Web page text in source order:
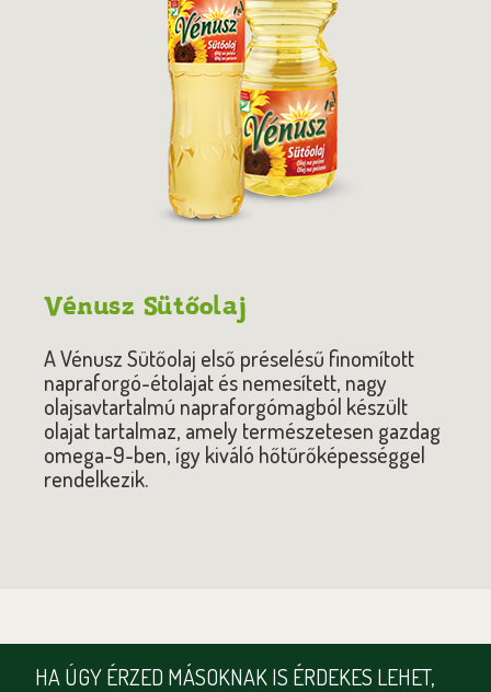
Vénusz Sütőolaj
A Vénusz Sütőolaj első préselésű finomított
napraforgó-étolajat és nemesített, nagy
olajsavtartalmú napraforgómagból készült
olajat tartalmaz, amely természetesen gazdag
omega-9-ben, így kiváló hőtűrőképességgel
rendelkezik.
HA ÚGY ÉRZED MÁSOKNAK IS ÉRDEKES LEHET,